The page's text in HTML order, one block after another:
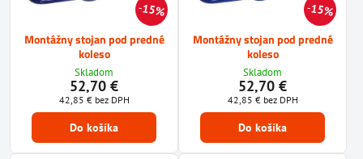
15%
Montážny stojan pod predné
koleso
Skladom
52,70 €
42,85 € bez DPH
Do košíka
15%
Montážny stojan pod predné
koleso
Skladom
52,70 €
42,85 € bez DPH
Do košíka